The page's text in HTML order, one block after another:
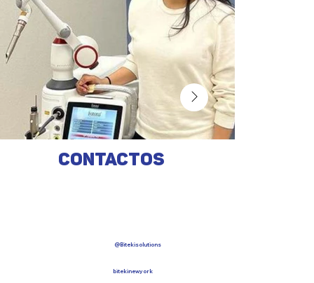
Contactos
@Bitekisolutions
bitekinewyork